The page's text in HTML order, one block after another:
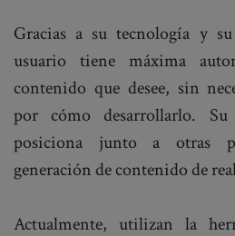
Gracias a su tecnología y
usuario tiene máxima
contenido que desee, sin
por cómo desarrollarlo.
posiciona junto a otras
generación de contenido de
Actualmente, utilizan la